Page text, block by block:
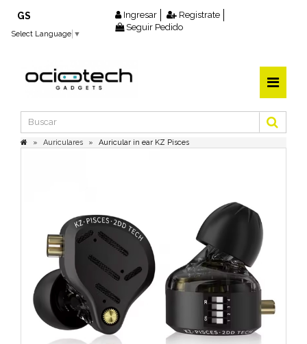
GS
Select Language ▼
Ingresar
Registrate
Seguir Pedido
Auriculares Auricular in ear KZ Pisces